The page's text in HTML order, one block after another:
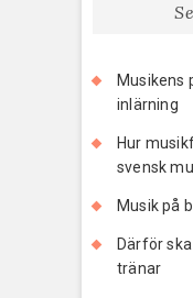
Musikens
inlärning
Hur
svensk
Musik på
Därför
tränar